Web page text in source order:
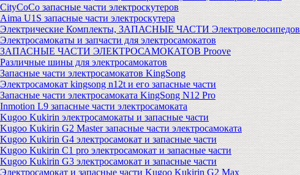
CityCoCo запасные части электроскутеров
Aima U1S запасные части электроскутера
Электрические Комплекты, ЗАПАСНЫЕ ЧАСТИ Электровелосипедов
Электросамокаты и запчасти для электросамокатов
ЗАПАСНЫЕ ЧАСТИ ЭЛЕКТРОСАМОКАТОВ Proove
Различные шины для электросамокатов
Запасные части электросамокатов KingSong
Электросамокат kingsong n12t и его запасные части
Запасные части электросамоката KingSong N12 Pro
Inmotion L9 запасные части электросамоката
Kugoo Kukirin электросамокаты и запасные части
Kugoo Kukirin G2 Master запасные части электросамоката
Kugoo Kukirin G4 электросамокат и запасные части
Kugoo Kukirin C1 pro электросамокат и запасные части
Kugoo Kukirin G3 электросамокат и запасные части
Электросамокат и запасные части Kugoo Kukirin G2 Max